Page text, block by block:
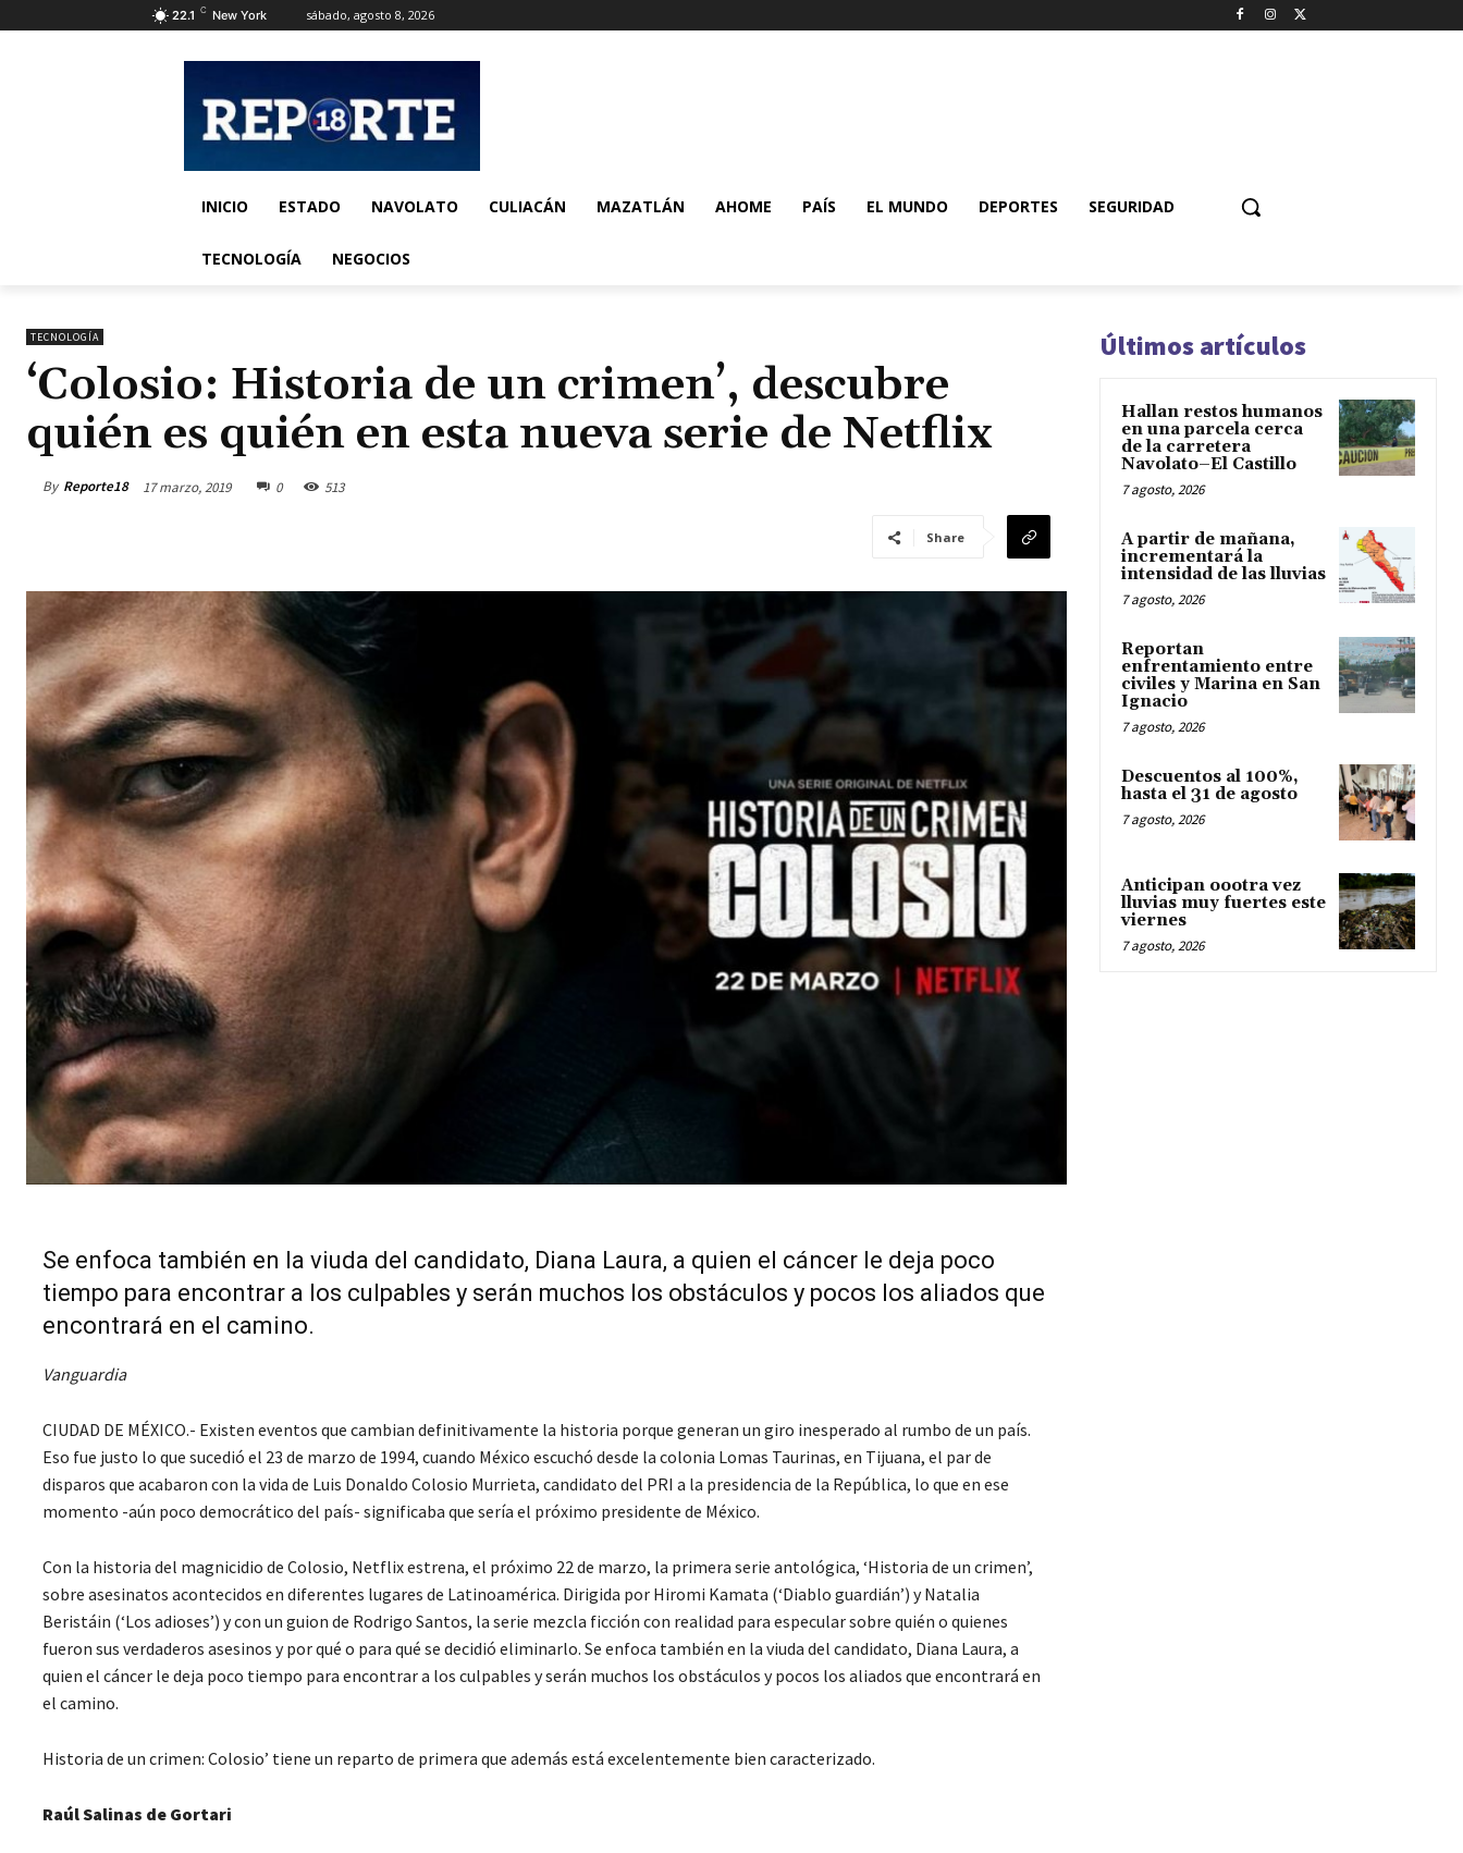
22.1 C New York sábado, agosto 8, 2026
INICIO ESTADO NAVOLATO CULIACÁN MAZATLÁN AHOME PAÍS EL MUNDO DEPORTES SEGURIDAD
TECNOLOGÍA NEGOCIOS
TECNOLOGÍA
‘Colosio: Historia de un crimen’, descubre
quién es quién en esta nueva serie de Netflix
By Reporte18 17 marzo, 2019 0 513
Share
Se enfoca también en la viuda del candidato, Diana Laura, a quien el cáncer le deja poco
tiempo para encontrar a los culpables y serán muchos los obstáculos y pocos los aliados que
encontrará en el camino.
Vanguardia
CIUDAD DE MÉXICO.- Existen eventos que cambian definitivamente la historia porque generan un giro inesperado al rumbo de un país.
Eso fue justo lo que sucedió el 23 de marzo de 1994, cuando México escuchó desde la colonia Lomas Taurinas, en Tijuana, el par de
disparos que acabaron con la vida de Luis Donaldo Colosio Murrieta, candidato del PRI a la presidencia de la República, lo que en ese
momento -aún poco democrático del país- significaba que sería el próximo presidente de México.
Con la historia del magnicidio de Colosio, Netflix estrena, el próximo 22 de marzo, la primera serie antológica, ‘Historia de un crimen’,
sobre asesinatos acontecidos en diferentes lugares de Latinoamérica. Dirigida por Hiromi Kamata (‘Diablo guardián’) y Natalia
Beristáin (‘Los adioses’) y con un guion de Rodrigo Santos, la serie mezcla ficción con realidad para especular sobre quién o quienes
fueron sus verdaderos asesinos y por qué o para qué se decidió eliminarlo. Se enfoca también en la viuda del candidato, Diana Laura, a
quien el cáncer le deja poco tiempo para encontrar a los culpables y serán muchos los obstáculos y pocos los aliados que encontrará en
el camino.
Historia de un crimen: Colosio’ tiene un reparto de primera que además está excelentemente bien caracterizado.
Raúl Salinas de Gortari
Últimos artículos
Hallan restos humanos
en una parcela cerca
de la carretera
Navolato–El Castillo
7 agosto, 2026
A partir de mañana,
incrementará la
intensidad de las lluvias
7 agosto, 2026
Reportan
enfrentamiento entre
civiles y Marina en San
Ignacio
7 agosto, 2026
Descuentos al 100%,
hasta el 31 de agosto
7 agosto, 2026
Anticipan oootra vez
lluvias muy fuertes este
viernes
7 agosto, 2026